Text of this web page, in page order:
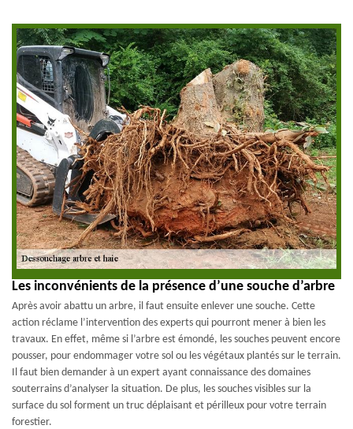
Les inconvénients de la présence d’une souche d’arbre
Après avoir abattu un arbre, il faut ensuite enlever une souche. Cette
action réclame l’intervention des experts qui pourront mener à bien les
travaux. En effet, même si l’arbre est émondé, les souches peuvent encore
pousser, pour endommager votre sol ou les végétaux plantés sur le terrain.
Il faut bien demander à un expert ayant connaissance des domaines
souterrains d’analyser la situation. De plus, les souches visibles sur la
surface du sol forment un truc déplaisant et périlleux pour votre terrain
forestier.